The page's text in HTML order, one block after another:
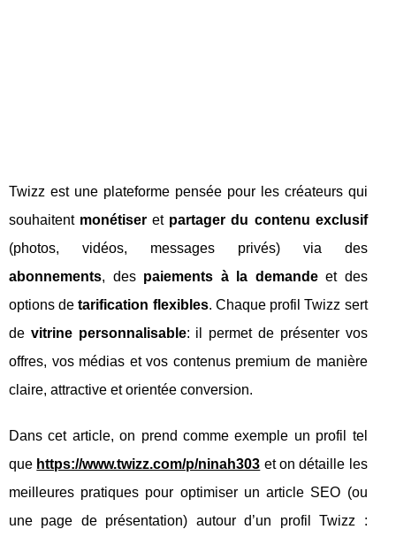
Twizz est une plateforme pensée pour les créateurs qui
souhaitent monétiser et partager du contenu exclusif
(photos, vidéos, messages privés) via des
abonnements, des paiements à la demandeet des
options detarification flexibles. Chaque profil Twizz sert
de vitrine personnalisable: il permet de présenter vos
offres, vos médias et vos contenus premium de manière
claire, attractive et orientée conversion.
Dans cet article, on prend comme exemple un profil tel
que https://www.twizz.com/p/ninah303 et on détaille les
meilleures pratiques pour optimiser un article SEO (ou
une page de présentation) autour d’un profil Twizz :